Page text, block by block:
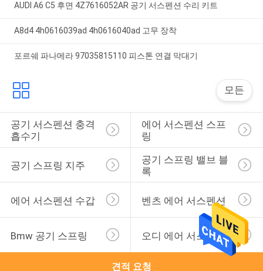
AUDI A6 C5 후면 4Z7616052AR 공기 서스펜션 수리 키트
A8d4 4h0616039ad 4h0616040ad 고무 장착
포르쉐 파나메라 97035815110 피스톤 연결 막대기
모든
공기 서스펜션 충격
흡수기
에어 서스펜션 스프
링
공기 스프링 지주
공기 스프링 밸브 블
록
에어 서스펜션 수갑 벤츠 에어 서스펜션
Bmw 공기 스프링 오디 에어 서스펜션
견적 요청